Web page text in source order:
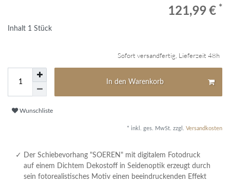
121,99 € *
Inhalt 1 Stück
Sofort versandfertig, Lieferzeit 48h
In den Warenkorb
Wunschliste
* inkl. ges. MwSt. zzgl. Versandkosten
Der Schiebevorhang "SOEREN" mit digitalem Fotodruck
auf einem Dichtem Dekostoff in Seidenoptik erzeugt durch
sein fotorealistisches Motiv einen beeindruckenden Effekt